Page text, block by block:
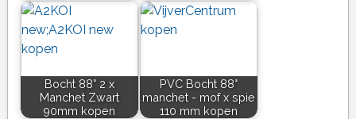
Bocht 88° 2 x
Manchet Zwart
90mm kopen
PVC Bocht 88°
manchet - mof x spie
110 mm kopen